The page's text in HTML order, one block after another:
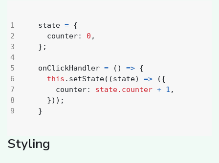
4
state = {
counter: 0 ,
};
onClickHandler = () => {
this . setState((state) =>
({
counter: state.counter + 1 ,
}));
}
Styling